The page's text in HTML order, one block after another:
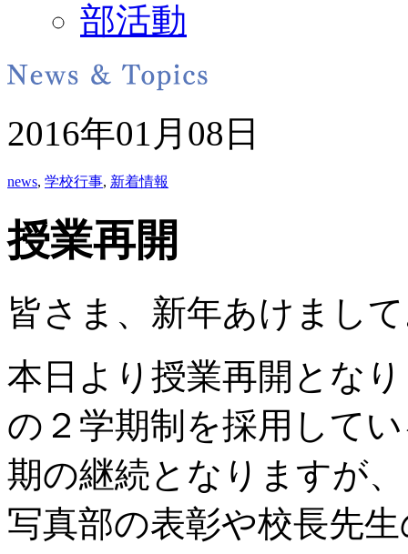
部活動
2016年01月08日
news, 学校行事, 新着情報
授業再開
皆さま、新年あけまし
本日より授業再開とな
の２学期制を採用して
期の継続となりますが
写真部の表彰や校長先